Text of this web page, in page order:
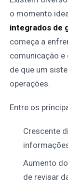
o momento
integrados de
começa a
comunicação e
de que um
operações.
Entre os
Crescente
Aumento
de revisar